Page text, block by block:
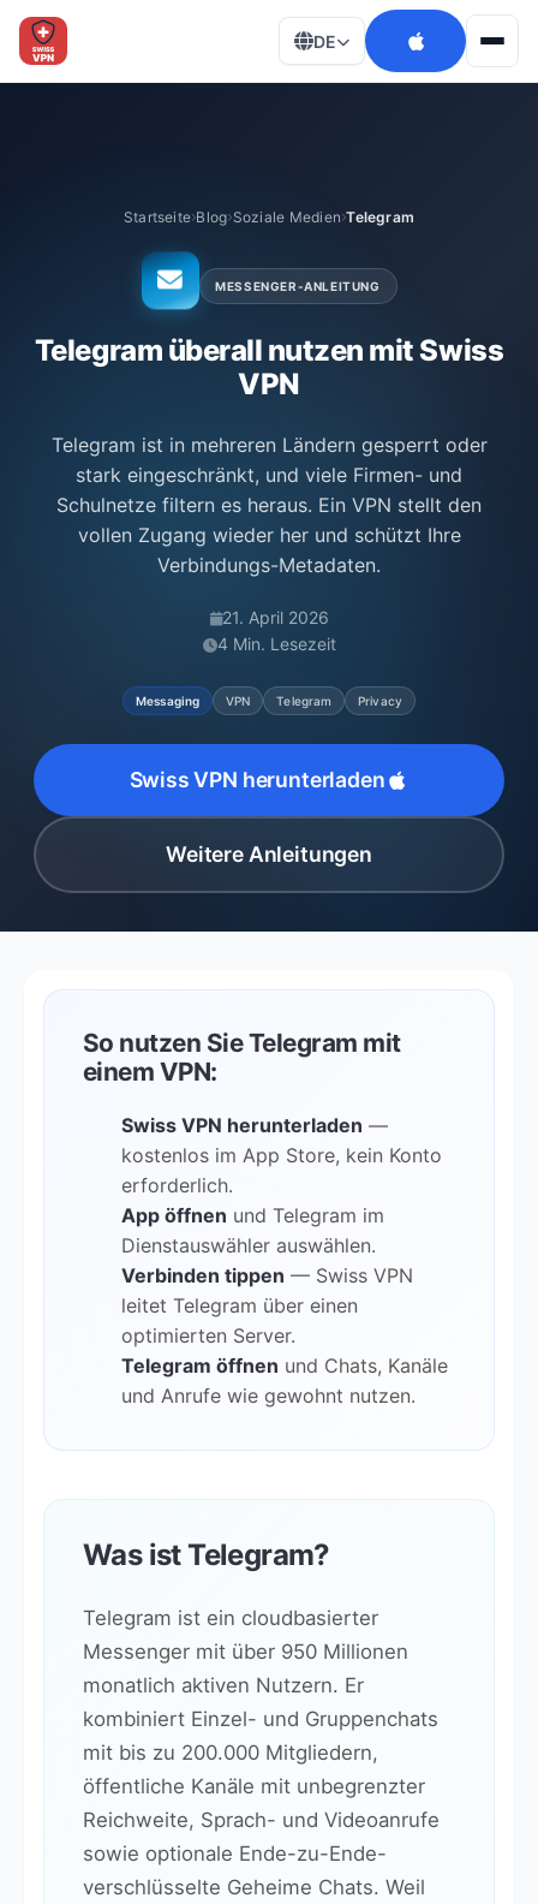
DE
Startseite Blog Soziale Medien Telegram
MESSENGER-ANLEITUNG
Telegram überall nutzen mit Swiss
VPN
Telegram ist in mehreren Ländern gesperrt oder
stark eingeschränkt, und viele Firmen- und
Schulnetze filtern es heraus. Ein VPN stellt den
vollen Zugang wieder her und schützt Ihre
Verbindungs-Metadaten.
21. April 2026
4 Min. Lesezeit
Messaging VPN Telegram Privacy
Swiss VPN herunterladen
Weitere Anleitungen
So nutzen Sie Telegram mit
einem VPN:
Swiss VPN herunterladen —
kostenlos im App Store, kein Konto
erforderlich.
App öffnen und Telegram im
Dienstauswähler auswählen.
Verbinden tippen — Swiss VPN
leitet Telegram über einen
optimierten Server.
Telegram öffnen und Chats, Kanäle
und Anrufe wie gewohnt nutzen.
Was ist Telegram?
Telegram ist ein cloudbasierter
Messenger mit über 950 Millionen
monatlich aktiven Nutzern. Er
kombiniert Einzel- und Gruppenchats
mit bis zu 200.000 Mitgliedern,
öffentliche Kanäle mit unbegrenzter
Reichweite, Sprach- und Videoanrufe
sowie optionale Ende-zu-Ende-
verschlüsselte Geheime Chats. Weil